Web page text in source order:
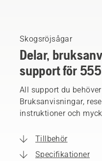
Skogsröjsågar
Delar,
support för
All support du
Bruksanvisningar,
instruktioner och
Tillbehör
Specifikationer